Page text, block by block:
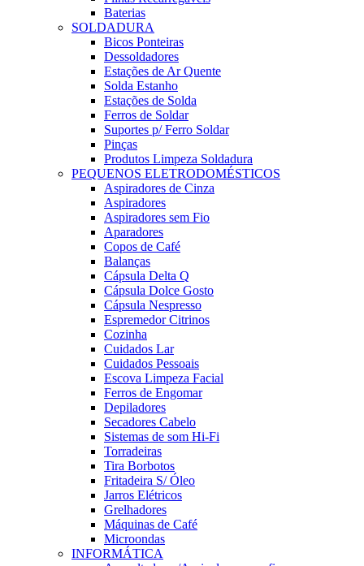
Baterias
SOLDADURA
Bicos Ponteiras
Dessoldadores
Estações de Ar Quente
Solda Estanho
Estações de Solda
Ferros de Soldar
Suportes p/ Ferro Soldar
Pinças
Produtos Limpeza Soldadura
PEQUENOS ELETRODOMÉSTICOS
Aspiradores de Cinza
Aspiradores
Aspiradores sem Fio
Aparadores
Copos de Café
Balanças
Cápsula Delta Q
Cápsula Dolce Gosto
Cápsula Nespresso
Espremedor Citrinos
Cozinha
Cuidados Lar
Cuidados Pessoais
Escova Limpeza Facial
Ferros de Engomar
Depiladores
Secadores Cabelo
Sistemas de som Hi-Fi
Torradeiras
Tira Borbotos
Fritadeira S/ Óleo
Jarros Elétricos
Grelhadores
Máquinas de Café
Microondas
INFORMÁTICA